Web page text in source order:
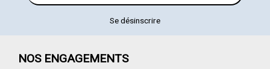
Se désinscrire
NOS ENGAGEMENTS